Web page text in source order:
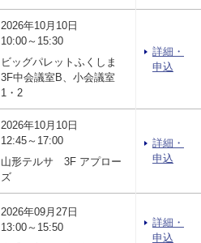
2026年10月10日
10:00～15:30
ビッグパレットふくしま
3F中会議室B、小会議室
1・2
詳細・
申込
2026年10月10日
12:45～17:00
山形テルサ 3F アプロー
ズ
詳細・
申込
2026年09月27日
13:00～15:50
詳細・
申込